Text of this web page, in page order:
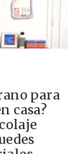
para
casa?